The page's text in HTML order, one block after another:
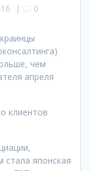
| 0
чем
апреля
клиентов
стала японская